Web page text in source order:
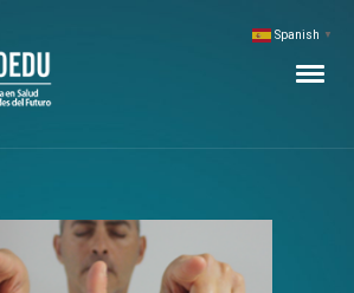
Spanish ▼